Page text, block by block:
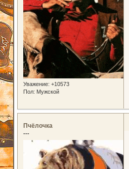
Уважение: +10573
Пол: Мужской
Пчёлочка
---